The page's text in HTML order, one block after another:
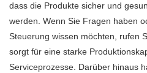
dass die Produkte sicher und
werden. Wenn Sie Fragen haben
Steuerung wissen möchten, rufen
sorgt für eine starke
Serviceprozesse. Darüber hinaus